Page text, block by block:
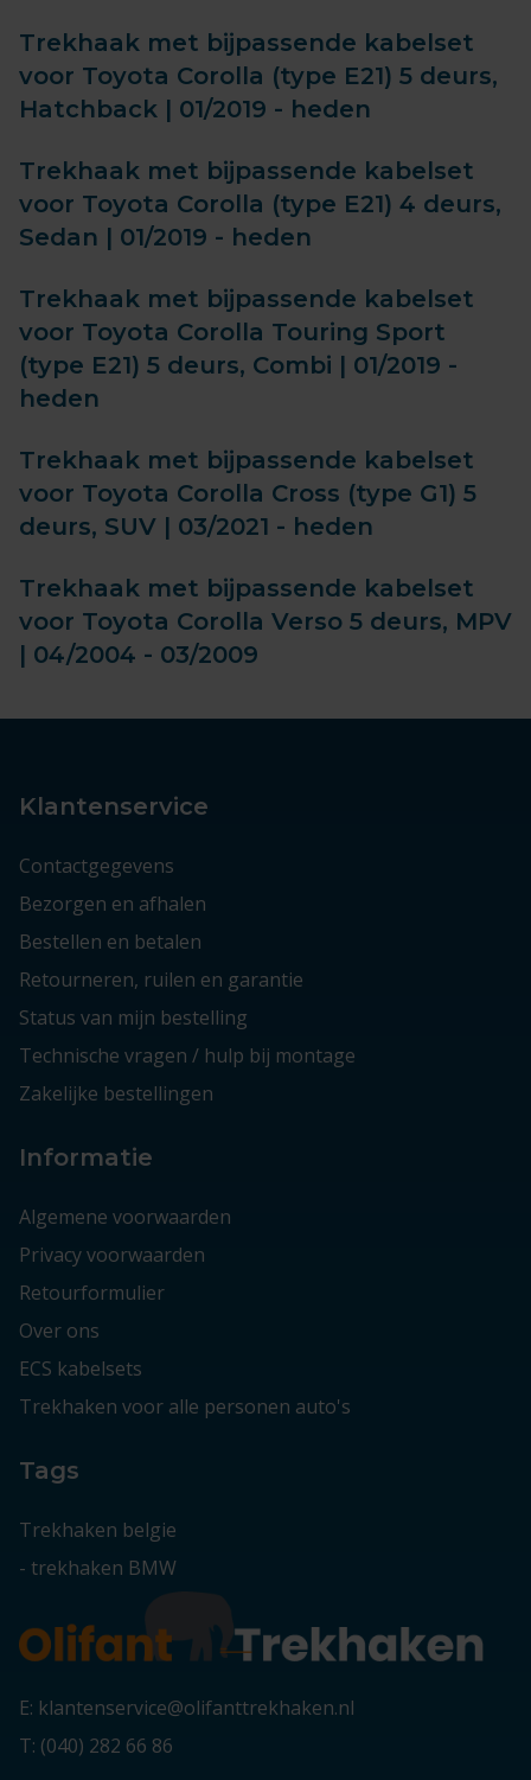
Trekhaak met bijpassende kabelset
voor Toyota Corolla (type E21) 5 deurs,
Hatchback | 01/2019 - heden
Trekhaak met bijpassende kabelset
voor Toyota Corolla (type E21) 4 deurs,
Sedan | 01/2019 - heden
Trekhaak met bijpassende kabelset
voor Toyota Corolla Touring Sport
(type E21) 5 deurs, Combi | 01/2019 -
heden
Trekhaak met bijpassende kabelset
voor Toyota Corolla Cross (type G1) 5
deurs, SUV | 03/2021 - heden
Trekhaak met bijpassende kabelset
voor Toyota Corolla Verso 5 deurs, MPV
| 04/2004 - 03/2009
Klantenservice
Contactgegevens
Bezorgen en afhalen
Bestellen en betalen
Retourneren, ruilen en garantie
Status van mijn bestelling
Technische vragen / hulp bij montage
Zakelijke bestellingen
Informatie
Algemene voorwaarden
Privacy voorwaarden
Retourformulier
Over ons
ECS kabelsets
Trekhaken voor alle personen auto's
Tags
Trekhaken belgie
- trekhaken BMW
E: klantenservice@olifanttrekhaken.nl
T: (040) 282 66 86